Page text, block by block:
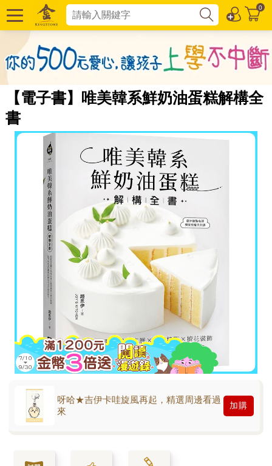
0
【電子書】唯美韓系鮮奶油蛋糕解構全
書
呀哈★吉伊卡哇旋風再起，精選周邊看過
來
加購